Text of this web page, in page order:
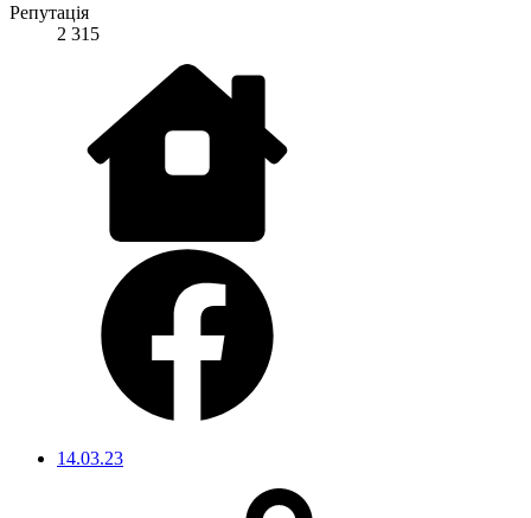
Репутація
2 315
14.03.23